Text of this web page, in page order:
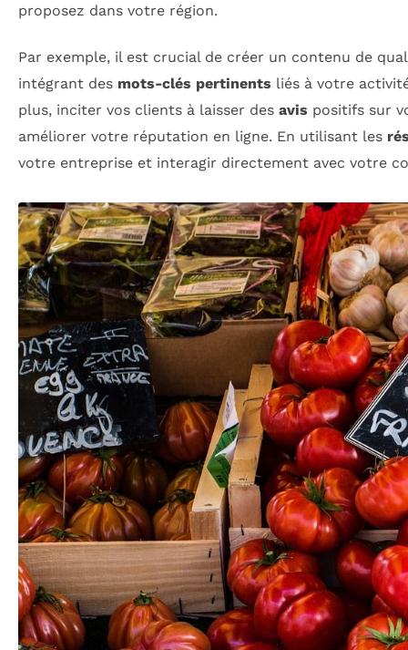
proposez dans votre région.
Par exemple, il est crucial de créer un contenu de
intégrant des mots-clés pertinents liés à votre
plus, inciter vos clients à laisser des avis positifs sur
améliorer votre réputation en ligne. En utilisant les
votre entreprise et interagir directement avec votre